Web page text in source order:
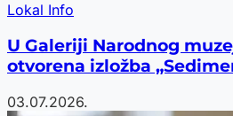
Lokal Info
U Galeriji Narodnog
otvorena izložba
03.07.2026.